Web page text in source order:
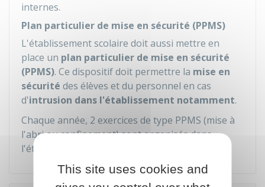
internes.
Plan particulier de mise en sécurité (PPMS)
L'établissement scolaire doit aussi mettre en
place un plan particulier de mise en sécurité
(PPMS). Ce dispositif doit permettre la mise en
sécurité des élèves et du personnel en cas
d'intrusion dans l'établissement notamment.
Chaque année, 2 exercices de type PPMS (mise à
l'abri ou confinement) sont organisés dans
l'établissement.
This site uses cookies and